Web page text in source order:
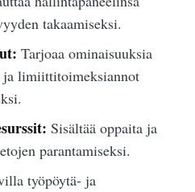
takaamiseksi.
Tarjoaa ominaisuuksia
ja limiittitoimeksiannot
Sisältää oppaita ja
parantamiseksi.
työpöytä- ja